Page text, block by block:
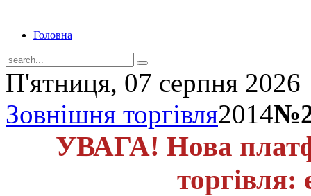
Головна
П'ятниця, 07 серпня 2026
Зовнішня торгівля2014
УВАГА! Нова